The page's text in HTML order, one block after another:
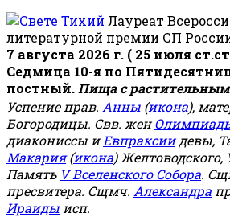
Лауреат
литературной премии СП
7 августа 2026 г. ( 25 июля
Седмица 10-я по
постный. Пища с
Успение прав. Анны (икона),
Богородицы. Свв. жен
диакониссы иЕвпраксиидевы,
Макария(икона) Желтоводского,
Память V Вселенского Собора.
пресвитера. Сщмч. Александра
Ираиды исп.